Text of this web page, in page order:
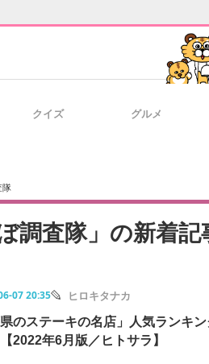
AI活用のいまが分かる
企業向けIT製品の総合サイト
クイズ グルメ
隊
調査隊」の新着記
07 20:35 ヒロキタナカ
県のステーキの名店」人気ランキ
2022年6月版／ヒトサラ】